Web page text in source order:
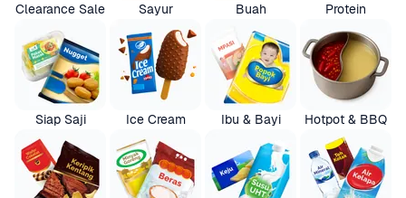
Clearance Sale Sayur Buah Protein
Siap Saji Ice Cream Ibu & Bayi Hotpot & BBQ